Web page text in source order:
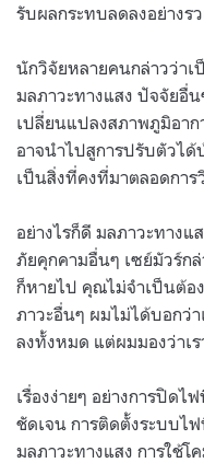
รับผลกระทบลดลงอย่าง
นักวิจัยหลายคนกล่าวว่าเ
มลภาวะทางแสง ปัจจัยอื่
เปลี่ยนแปลงสภาพภูมิอา
อาจนำไปสูการปรับตัวได้
เป็นสิ่งที่คงที่มาตลอดกา
อย่างไรก็ดี มลภาวะทาง
ภัยคุกคามอื่นๆ เซย์มัวร์ก
ก็หายไป คุณไม่จำเป็นต้อ
ภาวะอื่นๆ ผมไม่ได้บอกว่
ลงทั้งหมด แต่ผมมองว่าเ
เรื่องง่ายๆ อย่างการปิดไ
ชัดเจน การติดตั้งระบบไ
มลภาวะทางแสง การใช้